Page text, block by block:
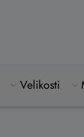
Velikosti